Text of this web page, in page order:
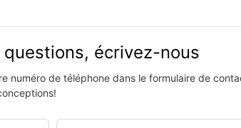
écrivez-nous
numéro de téléphone dans le formulaire de